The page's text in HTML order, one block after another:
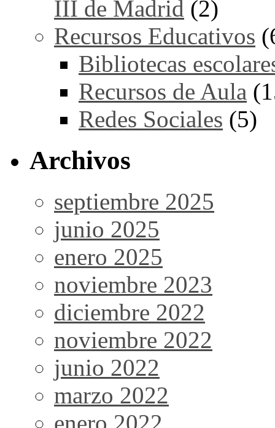
III de Madrid (2)
Recursos Educativos
Bibliotecas
Recursos de Aula
Redes Sociales (5)
Archivos
septiembre 2025
junio 2025
enero 2025
noviembre 2023
diciembre 2022
noviembre 2022
junio 2022
marzo 2022